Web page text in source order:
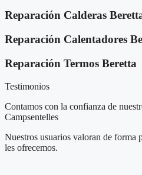
Reparación Calderas
Reparación Calentadores
Reparación Termos Beretta
Testimonios
Contamos con la confianza de
Campsentelles
Nuestros usuarios valoran de forma
les ofrecemos.